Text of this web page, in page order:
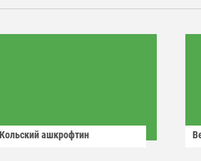
Кольский ашкрофтин